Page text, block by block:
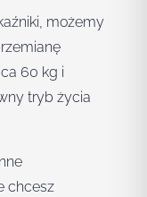
możemy
60 kg i
tryb życia
chcesz